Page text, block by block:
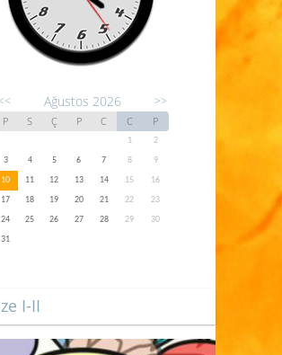
<< Ağustos 2026 >>
P S Ç P C C P
1
2
3
4 5 6 7 8
9
10
11 12 13 14 15
16
17
18 19 20 21 22
23
24
25 26 27 28 29
30
31
I-II